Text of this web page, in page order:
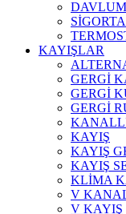
KAYIŞLAR
GERGİ
GERGİ
GERGİ
KAYIŞ
KAYIŞ
KAYIŞ
KLİMA
V
V KAYIŞ